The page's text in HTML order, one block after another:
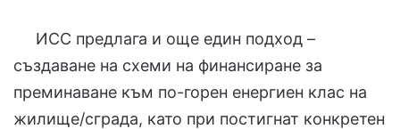
ИСС предлага и още един подход –
създаване на схеми на финансиране за
преминаване към по-горен енергиен клас на
жилище/сграда, като при постигнат конкретен